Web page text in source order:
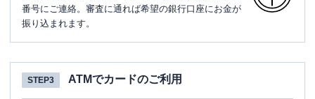
番号にご連絡。審査に通れば希望の銀行口座にお金が
振り込まれます。
STEP3 ATMでカードのご利用